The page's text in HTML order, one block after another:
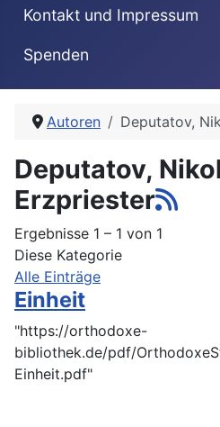
Kontakt und Impressum
Spenden
Autoren Deputatov,
Deputatov,
Erzpriester
Ergebnisse 1 – 1 von 1
Diese Kategorie
Alle Einträge
Einheit
"https://orthodoxe-
bibliothek.de/pdf/
Einheit.pdf"